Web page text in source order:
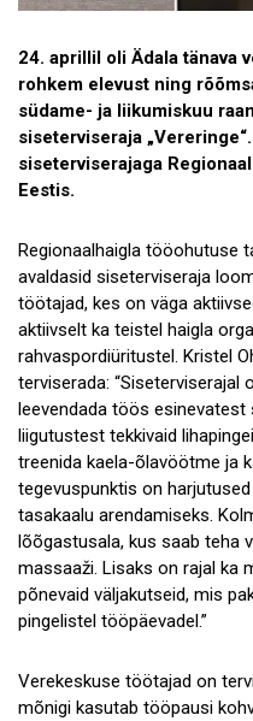
24. aprillil oli Ädala tänava
rohkem elevust ning
südame- ja liikumiskuu
siseterviseraja
siseterviserajaga
Eestis.
Regionaalhaigla tööohutuse
avaldasid siseterviseraja
töötajad, kes on väga
aktiivselt ka teistel haigla
rahvaspordiüritustel. Kristel
terviserada: “Siseterviserajal
leevendada töös
liigutustest tekkivaid
treenida kaela-õlavöötme ja
tegevuspunktis on
tasakaalu arendamiseks.
lõõgastusala, kus saab teha
massaaži. Lisaks on rajal ka
põnevaid väljakutseid, mis
pingelistel tööpäevadel.”
Verekeskuse töötajad on
mõnigi kasutab tööpausi